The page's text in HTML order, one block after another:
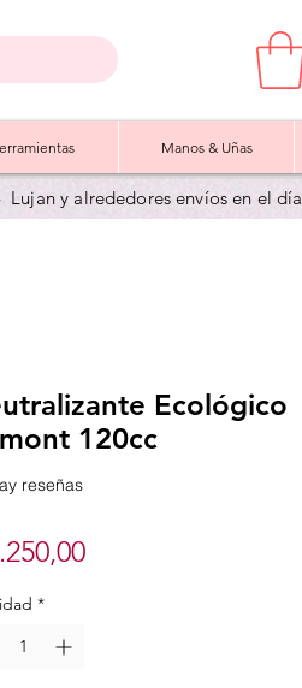
Manos & Uñas
Lujan y alrededores envíos en el día
Ecológico
120cc
reseñas
Precio
*